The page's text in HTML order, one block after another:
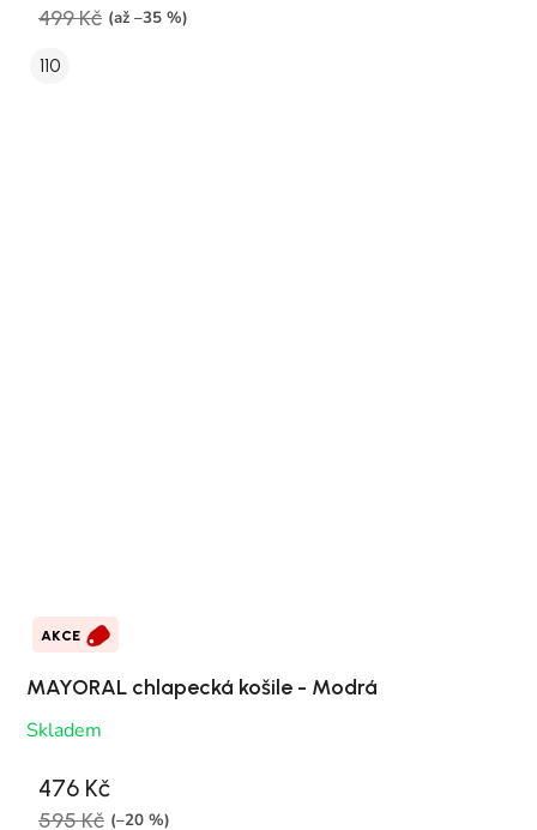
499 Kč (až –35 %)
110
AKCE
MAYORAL chlapecká košile - Modrá
Skladem
476 Kč
595 Kč (–20 %)